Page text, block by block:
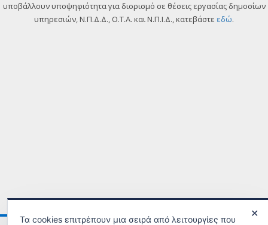
υποβάλλουν υποψηφιότητα για διορισμό σε θέσεις εργασίας δημοσίων
υπηρεσιών, Ν.Π.Δ.Δ., Ο.Τ.Α. και Ν.Π.Ι.Δ., κατεβάστε εδώ.
✕
Τα cookies επιτρέπουν μια σειρά από λειτουργίες που